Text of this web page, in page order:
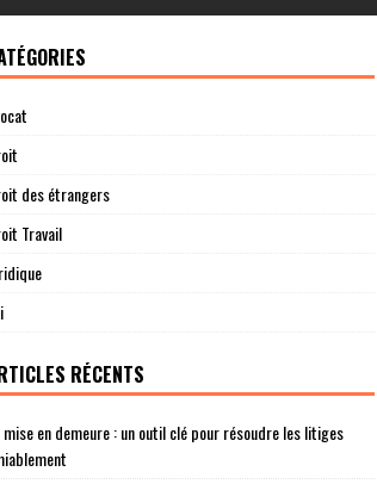
des étrangers
Travail
RÉCENTS
mise en demeure : un outil clé pour résoudre les litiges